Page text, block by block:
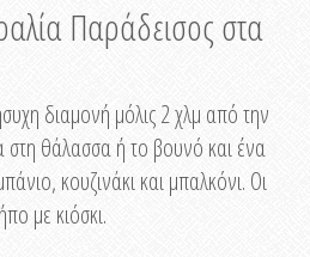
Παράδεισος στα
διαμονή μόλις 2 χλμ από την
στη θάλασσα ή το βουνό και ένα
κουζινάκι και μπαλκόνι. Οι
με κιόσκι.